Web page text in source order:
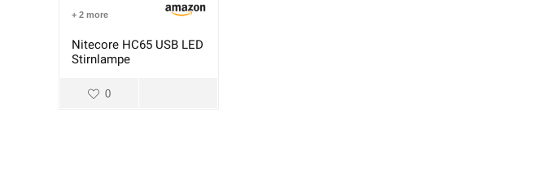
+ 2 more
Nitecore HC65 USB LED
Stirnlampe
0